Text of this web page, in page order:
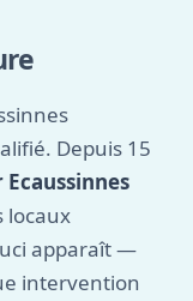
Depuis 15
locaux
apparaît —
intervention